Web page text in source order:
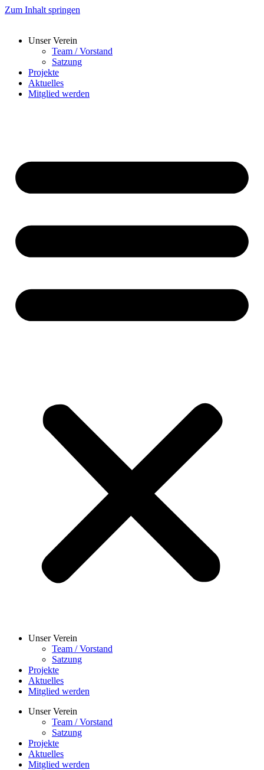
Zum Inhalt springen
Unser Verein
Team / Vorstand
Satzung
Projekte
Aktuelles
Mitglied werden
Unser Verein
Team / Vorstand
Satzung
Projekte
Aktuelles
Mitglied werden
Unser Verein
Team / Vorstand
Satzung
Projekte
Aktuelles
Mitglied werden